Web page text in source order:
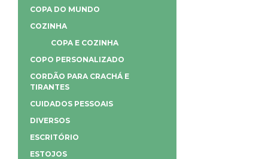
COPA DO MUNDO
COZINHA
COPA E COZINHA
COPO PERSONALIZADO
CORDÃO PARA CRACHÁ E
TIRANTES
CUIDADOS PESSOAIS
DIVERSOS
ESCRITÓRIO
ESTOJOS